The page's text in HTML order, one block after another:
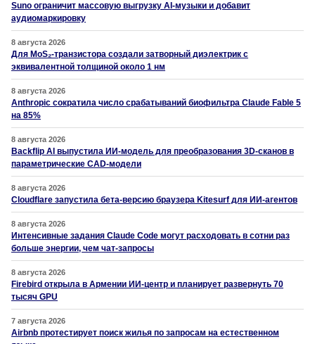
Suno ограничит массовую выгрузку AI-музыки и добавит
аудиомаркировку
8 августа 2026
Для MoS₂-транзистора создали затворный диэлектрик с
эквивалентной толщиной около 1 нм
8 августа 2026
Anthropic сократила число срабатываний биофильтра Claude Fable 5
на 85%
8 августа 2026
Backflip AI выпустила ИИ-модель для преобразования 3D-сканов в
параметрические CAD-модели
8 августа 2026
Cloudflare запустила бета-версию браузера Kitesurf для ИИ-агентов
8 августа 2026
Интенсивные задания Claude Code могут расходовать в сотни раз
больше энергии, чем чат-запросы
8 августа 2026
Firebird открыла в Армении ИИ-центр и планирует развернуть 70
тысяч GPU
7 августа 2026
Airbnb протестирует поиск жилья по запросам на естественном